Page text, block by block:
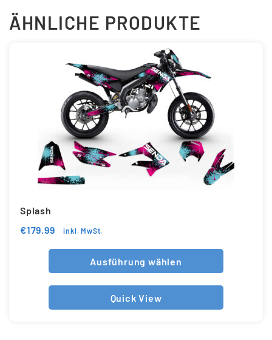
ÄHNLICHE PRODUKTE
Splash
€179.99 inkl. MwSt.
Ausführung wählen
Quick View